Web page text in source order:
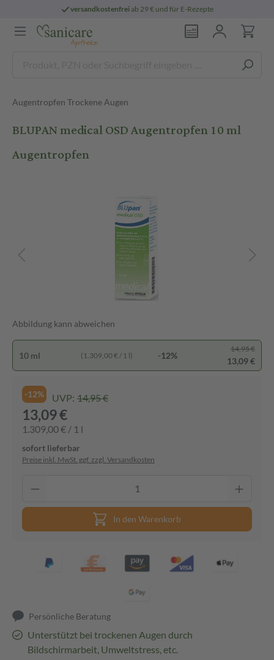
versandkostenfreiab 29 € und für E-Rezepte
Augentropfen Trockene Augen
BLUPAN medical OSD Augentropfen 10 ml
Augentropfen
Abbildung kann abweichen
10 ml (1.309,00 € / 1 l) -12%
14,95 €
13,09 €
-12% UVP: 14,95 €
13,09 €
1.309,00 € / 1 l
sofort lieferbar
Preise inkl. MwSt. ggf. zzgl. Versandkosten
In den Warenkorb
Persönliche Beratung
Unterstützt bei trockenen Augen durch
Bildschirmarbeit, Umweltstress, etc.